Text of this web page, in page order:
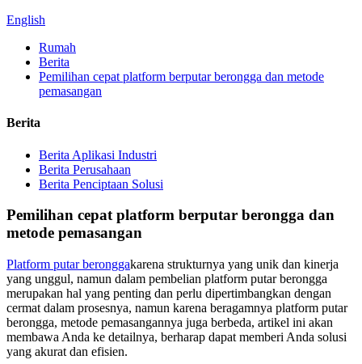
English
Rumah
Berita
Pemilihan cepat platform berputar berongga dan metode
pemasangan
Berita
Berita Aplikasi Industri
Berita Perusahaan
Berita Penciptaan Solusi
Pemilihan cepat platform berputar berongga dan
metode pemasangan
Platform putar beronggakarena strukturnya yang unik dan kinerja
yang unggul, namun dalam pembelian platform putar berongga
merupakan hal yang penting dan perlu dipertimbangkan dengan
cermat dalam prosesnya, namun karena beragamnya platform putar
berongga, metode pemasangannya juga berbeda, artikel ini akan
membawa Anda ke detailnya, berharap dapat memberi Anda solusi
yang akurat dan efisien.